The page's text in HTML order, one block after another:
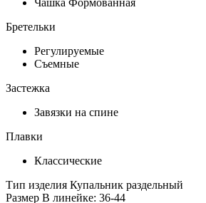
Бретельки
Регулируемые
Съемные
Застежка
Завязки на спине
Плавки
Классические
Тип изделия Купальник раздельный
Размер В линейке: 36-44